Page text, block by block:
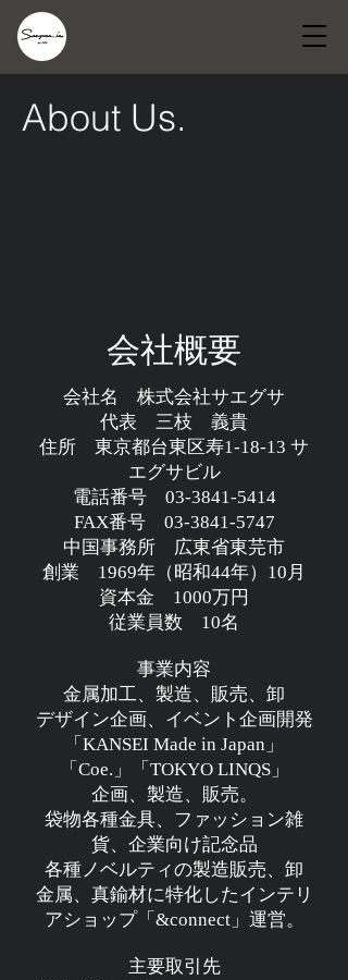
About Us.
​会社概要
​会社名 株式会社サエグサ
​代表 三枝 義貴
住所 東京都台東区寿1-18-13 サ
エグサビル
電話番号 03-3841-5414
FAX番号 03-3841-5747
中国事務所 広東省東芫市
創業 1969年（昭和44年）10月
資本金 1000万円
従業員数 10名
事業内容
金属加工、製造、販売、卸
デザイン企画、イベント企画開発
「KANSEI Made in Japan」
「Coe. 」「TOKYO LINQS」
企画、製造、販売。
袋物各種金具、ファッション雑
貨、企業向け記念品
各種ノベルティの製造販売、卸
金属、真鍮材に特化したインテリ
アショップ​「&connect」運営。
主要取引先